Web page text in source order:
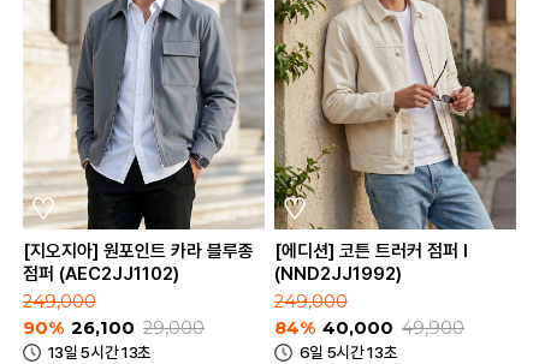
[지오지아] 원포인트 카라 블루종
점퍼 (AEC2JJ1102)
249,000
90% 26,100 29,000
13일 5시간 13초
[에디션] 코튼 트러커 점퍼 I
(NND2JJ1992)
249,000
84% 40,000 49,900
6일 5시간 13초